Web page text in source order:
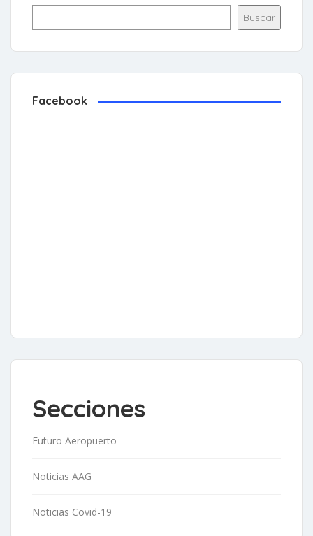
Buscar
Facebook
Secciones
Futuro Aeropuerto
Noticias AAG
Noticias Covid-19